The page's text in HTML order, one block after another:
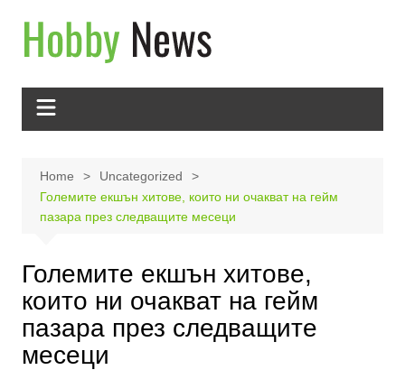
content
Home
Uncategorized
Големите екшън хитове, които ни очакват на гейм
пазара през следващите месеци
Големите екшън хитове,
които ни очакват на гейм
пазара през следващите
месеци